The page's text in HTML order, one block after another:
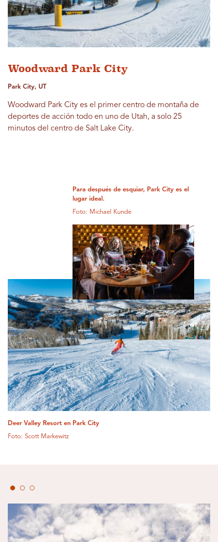
Woodward Park City
Park City, UT
Woodward Park City es el primer centro de montaña de
deportes de acción todo en uno de Utah, a solo 25
minutos del centro de Salt Lake City.
Para después de esquiar, Park City es el
lugar ideal.
Foto: Michael Kunde
Deer Valley Resort en Park City
Foto: Scott Markewitz